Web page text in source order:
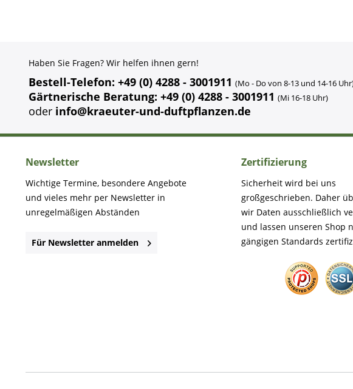
Haben Sie Fragen? Wir helfen ihnen gern!
Bestell-Telefon: +49 (0) 4288 - 3001911 (Mo - Do von 8-13 und 14-16
Gärtnerische Beratung: +49 (0) 4288 - 3001911 (Mi 16-18 Uhr)
oder info@kraeuter-und-duftpflanzen.de
Newsletter
Wichtige Termine, besondere Angebote
und vieles mehr per Newsletter in
unregelmäßigen Abständen
Für Newsletter anmelden
Zertifizierung
Sicherheit wird bei uns
großgeschrieben. Daher
wir Daten ausschließlich
und lassen unseren Shop
gängigen Standards